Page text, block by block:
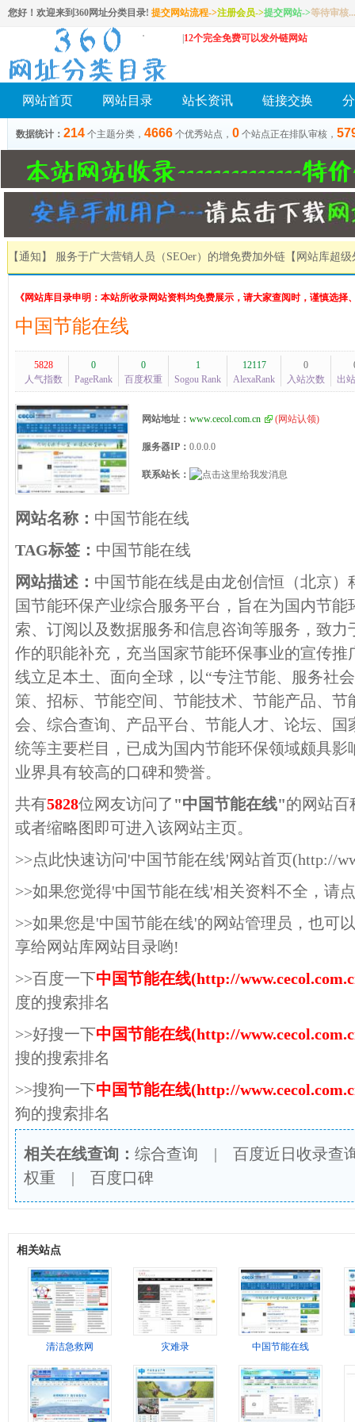
您好！欢迎来到360网址分类目录! 提交网站流程->注册会员->提交网站->等待审核...
12个完全免费可以发外链网站
网站首页 网站目录 站长资讯 链接交换
数据统计： 214 个主题分类， 4666 个优秀站点， 0 个站点正在排队审核，
【通知】 服务于广大营销人员（SEOer）的增免费加外链 【网站库超
《网站库目录申明：本站所收录网站资料均免费展示，请大家查阅时，谨慎选择
中国节能在线
5828
人气指数
0
PageRank
0
百度权重
1
Sogou Rank
12117
AlexaRank
0
入站次数
出
网站地址： www.cecol.com.cn (网站认领)
服务器IP： 0.0.0.0
联系站长：
网站名称： 中国节能在线
TAG标签： 中国节能在线
网站描述： 中国节能在线是由龙创信恒（北京
国节能环保产业综合服务平台，旨在为国内节
索、订阅以及数据服务和信息咨询等服务，致
作的职能补充，充当国家节能环保事业的宣传
线立足本土、面向全球，以“专注节能、服务社
策、招标、节能空间、节能技术、节能产品、
会、综合查询、产品平台、节能人才、论坛、
统等主要栏目，已成为国内节能环保领域颇具
业界具有较高的口碑和赞誉。
共有5828位网友访问了 "中国节能在线"的网站百
或者缩略图即可进入该网站主页。
>>点此快速访问'中国节能在线'网站首页(http://
>>如果您觉得'中国节能在线'相关资料不全，请
>>如果您是'中国节能在线'的网站管理员，也可
享给网站库网站目录哟!
>>百度一下中国节能在线(http://
度的搜索排名
>>好搜一下中国节能在线(http://
搜的搜索排名
>>搜狗一下中国节能在线(http://
狗的搜索排名
相关在线查询： 综合查询 | 百度近日收录查
权重 | 百度口碑
相关站点
清洁急救网 灾难录 中国节能在线